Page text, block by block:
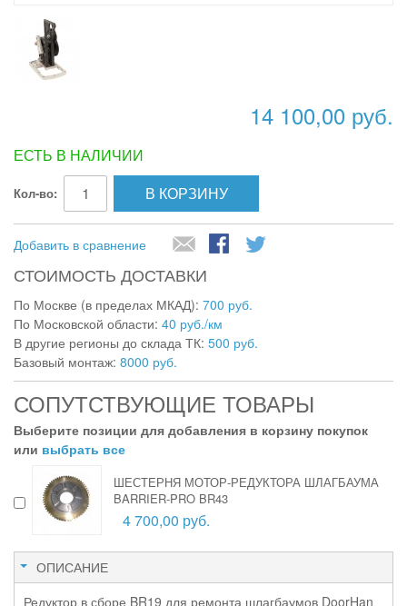
14 100,00 руб.
ЕСТЬ В НАЛИЧИИ
Кол-во: В КОРЗИНУ
Добавить в сравнение
СТОИМОСТЬ ДОСТАВКИ
По Москве (в пределах МКАД): 700 руб.
По Московской области: 40 руб./км
В другие регионы до склада ТК: 500 руб.
Базовый монтаж: 8000 руб.
СОПУТСТВУЮЩИЕ ТОВАРЫ
Выберите позиции для добавления в корзину покупок
или выбрать все
ШЕСТЕРНЯ МОТОР-РЕДУКТОРА ШЛАГБАУМА
BARRIER-PRO BR43
4 700,00 руб.
ОПИСАНИЕ
Редуктор в сборе BR19 для ремонта шлагбаумов DoorHan